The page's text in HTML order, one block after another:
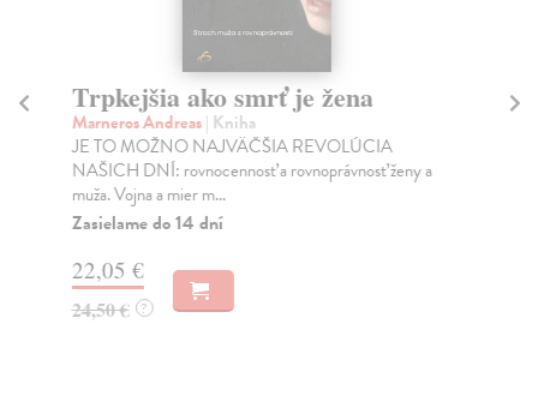
Trpkejšia ako smrť je žena
Marneros Andreas| Kniha
JE TO MOŽNO NAJVÄČŠIA REVOLÚCIA
NAŠICH DNÍ: rovnocennosť a rovnoprávnosť ženy a
muža. Vojna a mier m...
Zasielame do 14 dní
22,05 €
24,50 € ?